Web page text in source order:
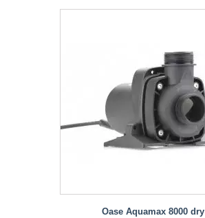
Oase Aquamax 8000 dry